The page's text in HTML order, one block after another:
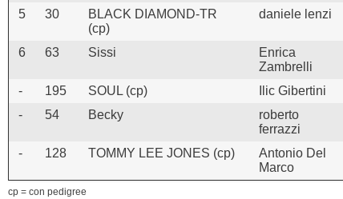
5 30
BLACK DIAMOND-TR
(cp)
daniele lenzi
6 63 Sissi
Enrica
Zambrelli
-
195 SOUL (cp) Ilic Gibertini
-
54 Becky
roberto
ferrazzi
- 128 TOMMY LEE JONES (cp)
Antonio Del
Marco
cp = con pedigree